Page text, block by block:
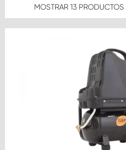
MOSTRAR 13 PRODUCTOS